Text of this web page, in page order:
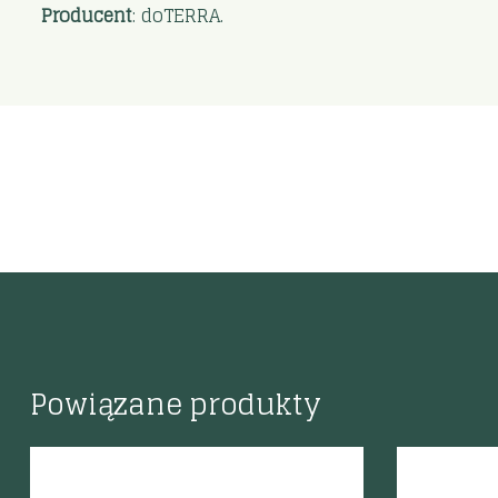
Producent: doTERRA.
Powiązane produkty